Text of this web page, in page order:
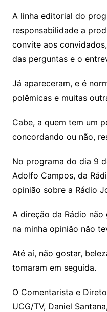
A linha editorial do
responsabilidade a
convite aos
das perguntas e o
Já apareceram, e é
polêmicas e muitas
Cabe, a quem tem um
concordando ou não,
No programa do dia 9
Adolfo Campos, da
opinião sobre a Rádio
A direção da Rádio
na minha opinião não
Até aí, não gostar,
tomaram em seguida.
O Comentarista e
UCG/TV, Daniel